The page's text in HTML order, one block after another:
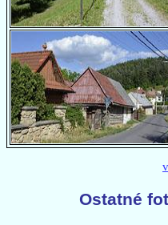
Ostatné